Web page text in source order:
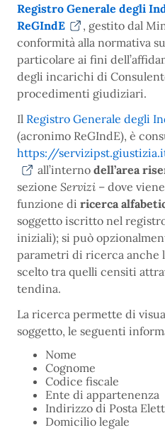
Registro Generale degli
ReGIndE
, gestito dal
conformità alla normativa
particolare ai fini
degli incarichi di
procedimenti giudiziari.
Il Registro Generale degli
(acronimo ReGIndE), è
https://
all’interno dell’area
sezione Servizi – dove
funzione di ricerca
soggetto iscritto nel
iniziali); si può
parametri di ricerca anche
scelto tra quelli censiti
tendina.
La ricerca permette di
soggetto, le seguenti
Nome
Cognome
Codice fiscale
Ente di appartenenza
Indirizzo di Posta
Domicilio legale